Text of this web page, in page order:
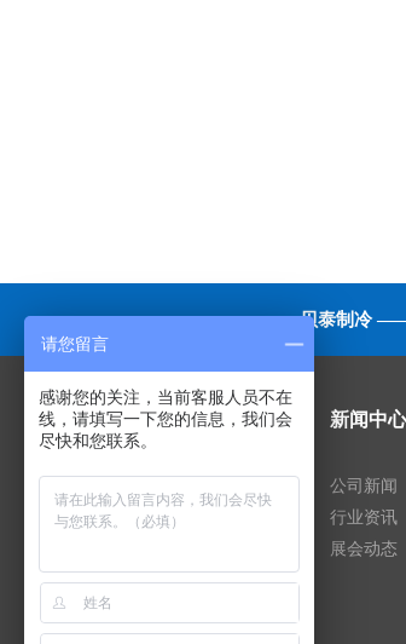
贝泰制冷 ——
走进贝泰
企业文化
企业风采
新闻中心
公司新闻
行业资讯
展会动态
请您留言
感谢您的关注，当前客服人员不在
线，请填写一下您的信息，我们会
尽快和您联系。